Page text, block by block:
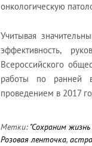
онкологическую
Учитывая
эффективность,
Всероссийского
работы по ранней
проведением в 2017
Метки: "Сохраним жизнь
Розовая ленточка,